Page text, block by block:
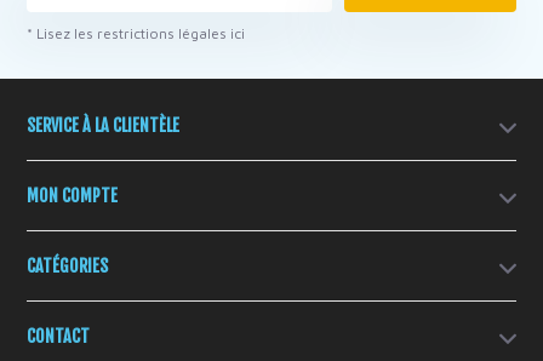
* Lisez les restrictions légales ici
SERVICE À LA CLIENTÈLE
MON COMPTE
CATÉGORIES
CONTACT